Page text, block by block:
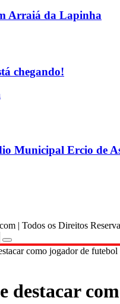
Arraiá da Lapinha
chegando!
Municipal Ercio de
| Todos os Direitos
como jogador de
destacar